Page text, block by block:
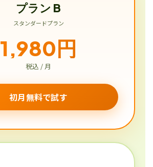
プラン B
スタンダードプラン
1,980円
税込 / 月
初月無料で試す